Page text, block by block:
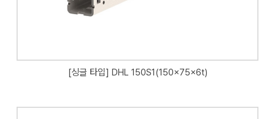
[싱글 타입] DHL 150S1(150x75x6t)